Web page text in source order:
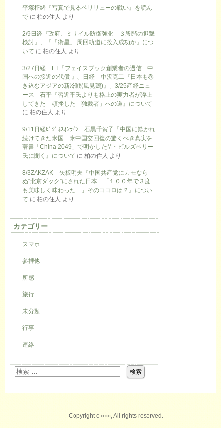
平塚柾緒『写真で見るペリリューの戦い』を読ん
で に 柏の住人 より
2/9日経『政府、ミサイル防衛強化 ３段階の迎撃
検討』、『「衛星」 周回軌道に投入成功か』につ
いて に 柏の住人 より
3/27日経 FT『フェイスブック創業者の過信 中
国への接近の代償 』、日経 中沢克二『日本も巻
き込むアジアの新冷戦(風見鶏)』、3/25産経ニュ
ース 石平『習近平氏よりも格上の実力者が浮上
してきた 頓挫した「独裁者」への道』について
に 柏の住人 より
9/11日経ﾋﾞｼﾞﾈｽｵﾝﾗｲﾝ 石黒千賀子『中国に欺かれ
続けてきた米国 米中国交回復の驚くべき真実を
著書「China 2049」で明かしたM・ピルズベリー
氏に聞く』について に 柏の住人 より
8/3ZAKZAK 矢板明夫『中国共産党にカモなら
ぬ“北京ダック”にされた日本 「１００年で３度
も美味しく味わった…」そのココロは？』につい
て に 柏の住人 より
カテゴリー
スマホ
参拝他
所感
旅行
未分類
行事
連絡
Copyright c ○○○, All rights reserved.